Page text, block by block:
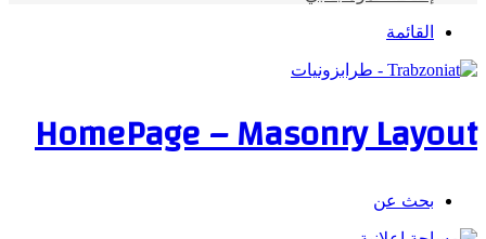
القائمة
HomePage – Masonry Layout
بحث عن